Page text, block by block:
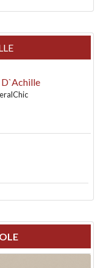
D`Achille